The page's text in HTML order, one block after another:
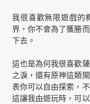
我很喜歡無限遊戲的
界，你不會為了獲勝
下去。
這也是為何我很喜歡
之淚，還有原神這類
表你可以自由探索，
這讓我由遊玩時，可